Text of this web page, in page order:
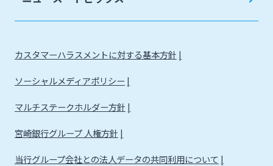
カスタマーハラスメントに対する基本方針
ソーシャルメディアポリシー
マルチステークホルダー方針
宮崎銀行グループ 人権方針
当行グループ会社との法人データの共同利用について